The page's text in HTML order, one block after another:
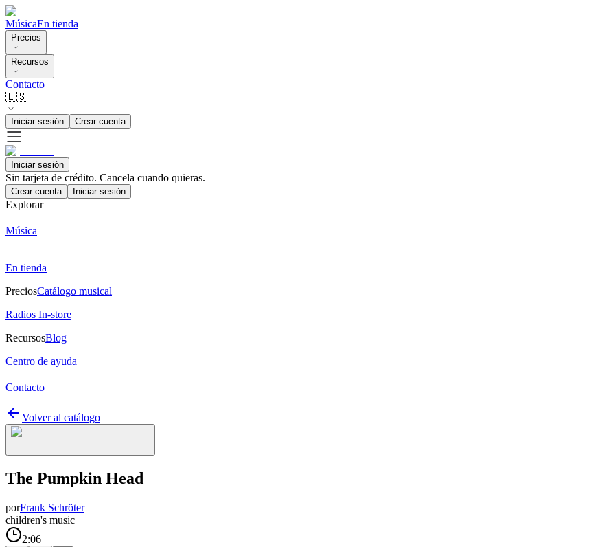
MúsicaEn tienda
Precios
Recursos
Contacto
🇪🇸
Iniciar sesión Crear cuenta
Iniciar sesión
Sin tarjeta de crédito. Cancela cuando quieras.
Crear cuenta Iniciar sesión
Explorar
Música
En tienda
PreciosCatálogo musical
Radios In-store
RecursosBlog
Centro de ayuda
Contacto
Volver al catálogo
The Pumpkin Head
porFrank Schröter
children's music
2:06